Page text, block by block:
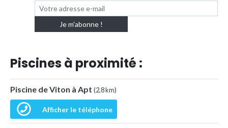
Piscines à proximité :
Piscine de Viton à Apt (2,8 km)
Afficher le téléphone